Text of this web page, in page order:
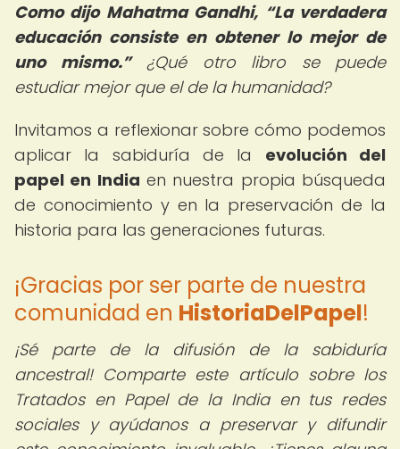
Como dijo Mahatma Gandhi,
La verdadera
educación consiste en obtener lo mejor de
uno mismo. ¿Qué otro libro se puede
estudiar mejor que el de la humanidad?
Invitamos a reflexionar sobre cómo podemos
aplicar la sabiduría de la evolución del
papel en India en nuestra propia búsqueda
de conocimiento y en la preservación de la
historia para las generaciones futuras.
¡Gracias por ser parte de nuestra
comunidad en HistoriaDelPapel!
¡Sé parte de la difusión de la sabiduría
ancestral! Comparte este artículo sobre los
Tratados en Papel de la India en tus redes
sociales y ayúdanos a preservar y difundir